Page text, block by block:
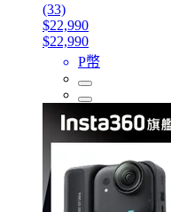
(33)
$22,990
$22,990
P幣